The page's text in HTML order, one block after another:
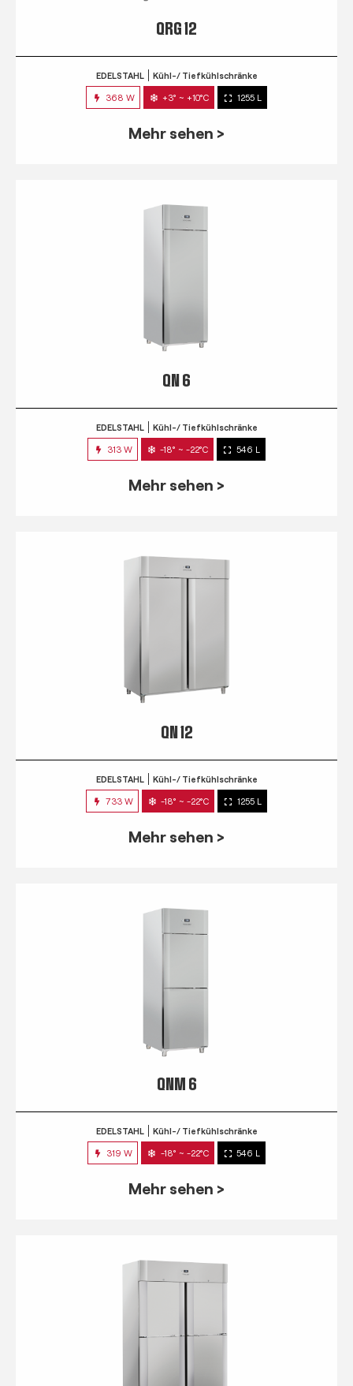
QRG 12
EDELSTAHL Kühl-/ Tiefkühlschränke
368 W +3° ~ +10°C 1255 L
Mehr sehen >
QN 6
EDELSTAHL Kühl-/ Tiefkühlschränke
313 W -18° ~ -22°C 546 L
Mehr sehen >
QN 12
EDELSTAHL Kühl-/ Tiefkühlschränke
733 W -18° ~ -22°C 1255 L
Mehr sehen >
QNM 6
EDELSTAHL Kühl-/ Tiefkühlschränke
319 W -18° ~ -22°C 546 L
Mehr sehen >